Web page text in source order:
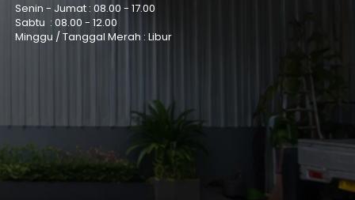
Senin - Jumat : 08.00 - 17.00
Sabtu : 08.00 - 12.00
Minggu / Tanggal Merah : Libur